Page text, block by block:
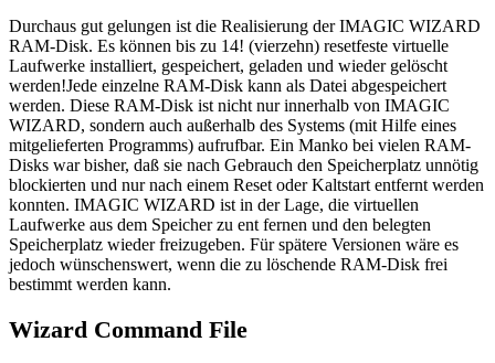
Durchaus gut gelungen ist die Realisierung der IMAGIC WIZARD
RAM-Disk. Es können bis zu 14! (vierzehn) resetfeste virtuelle
Laufwerke installiert, gespeichert, geladen und wieder gelöscht
werden!Jede einzelne RAM-Disk kann als Datei abgespeichert
werden. Diese RAM-Disk ist nicht nur innerhalb von IMAGIC
WIZARD, sondern auch außerhalb des Systems (mit Hilfe eines
mitgelieferten Programms) aufrufbar. Ein Manko bei vielen RAM-
Disks war bisher, daß sie nach Gebrauch den Speicherplatz unnötig
blockierten und nur nach einem Reset oder Kaltstart entfernt werden
konnten. IMAGIC WIZARD ist in der Lage, die virtuellen
Laufwerke aus dem Speicher zu ent fernen und den belegten
Speicherplatz wieder freizugeben. Für spätere Versionen wäre es
jedoch wünschenswert, wenn die zu löschende RAM-Disk frei
bestimmt werden kann.
Wizard Command File